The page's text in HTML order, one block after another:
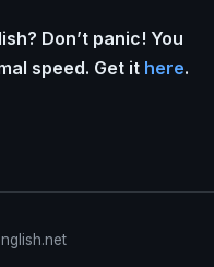
Don’t panic! You
speed. Get it here.